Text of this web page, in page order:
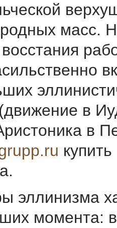
масс.
в
в
эллинизма
момента: